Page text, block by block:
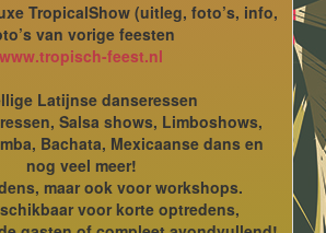
TropicalShow (uitleg, foto’s, info,
van vorige feesten
www.tropisch-feest.nl
Latijnse danseressen
Salsa shows, Limboshows,
Bachata, Mexicaanse dans en
nog veel meer!
maar ook voor workshops.
voor korte optredens,